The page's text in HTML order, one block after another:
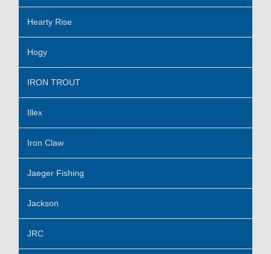
Hearty Rise
Hogy
IRON TROUT
Illex
Iron Claw
Jaeger Fishing
Jackson
JRC